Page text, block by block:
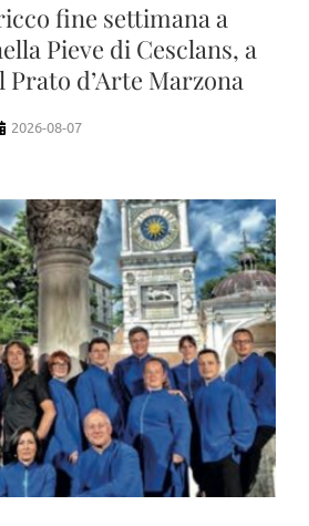
fine settimana a
Pieve di Cesclans, a
Prato d’Arte Marzona
2026-08-07